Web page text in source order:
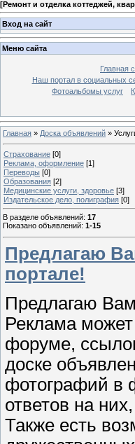
[Ремонт и отделка коттеджей,
Вход на сайт
Меню сайта
Главная
Наш портал в социальных
Фотоальбомы услуг
Главная » Доска объявлений »
Страхование [0]
Реклама, оформление [1]
Переводы [0]
Образования [2]
Медицинские услуги, здоровье [3]
Издательское дело, полиграфия [0]
В разделе объявлений: 17
Показано объявлений: 1-15
Предлагаю
портале!
Предлагаю
Реклама
форуме,
доске
фотографий в
ответов на
Также есть